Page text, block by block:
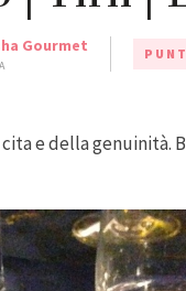
Gourmet
e della genuinità.